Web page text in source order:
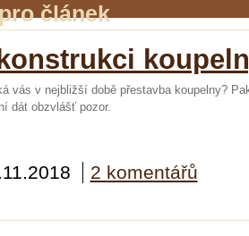
článek
vás v nejbližší době přestavba koupelny?
dát obzvlášť pozor.
2 komentářů